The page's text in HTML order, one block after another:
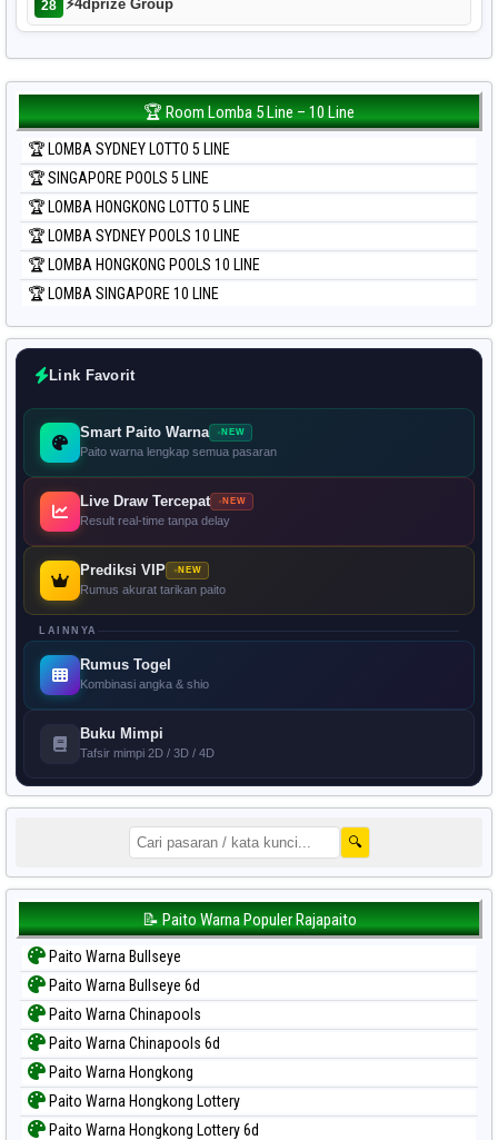
28 ⚡4dprize Group
🏆 Room Lomba 5 Line – 10 Line
🏆 LOMBA SYDNEY LOTTO 5 LINE
🏆 SINGAPORE POOLS 5 LINE
🏆 LOMBA HONGKONG LOTTO 5 LINE
🏆 LOMBA SYDNEY POOLS 10 LINE
🏆 LOMBA HONGKONG POOLS 10 LINE
🏆 LOMBA SINGAPORE 10 LINE
Link Favorit
Smart Paito Warna NEW
Paito warna lengkap semua pasaran
Live Draw Tercepat NEW
Result real-time tanpa delay
Prediksi VIP NEW
Rumus akurat tarikan paito
LAINNYA
Rumus Togel
Kombinasi angka & shio
Buku Mimpi
Tafsir mimpi 2D / 3D / 4D
🔍
📝 Paito Warna Populer Rajapaito
Paito Warna Bullseye
Paito Warna Bullseye 6d
Paito Warna Chinapools
Paito Warna Chinapools 6d
Paito Warna Hongkong
Paito Warna Hongkong Lottery
Paito Warna Hongkong Lottery 6d